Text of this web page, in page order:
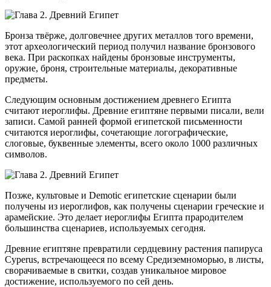
Бронза твёрже, долговечнее других металлов того времени,
этот археологический период получил название бронзового
века. При раскопках найдены бронзовые инструменты,
оружие, броня, строительные материалы, декоративные
предметы.
Следующим основным достижением древнего Египта
считают иероглифы. Древние египтяне первыми писали, вели
записи. Самой ранней формой египетской письменности
считаются иероглифы, сочетающие логографические,
слоговые, буквенные элементы, всего около 1000 различных
символов.
Позже, культовые и Demotic египетские сценарии были
получены из иероглифов, как получены сценарии греческие и
арамейские. Это делает иероглифы Египта прародителем
большинства сценариев, используемых сегодня.
Древние египтяне превратили сердцевину растения папируса
Cyperus, встречающееся по всему Средиземноморью, в листы,
сворачиваемые в свитки, создав уникальное мировое
достижение, используемого по сей день.